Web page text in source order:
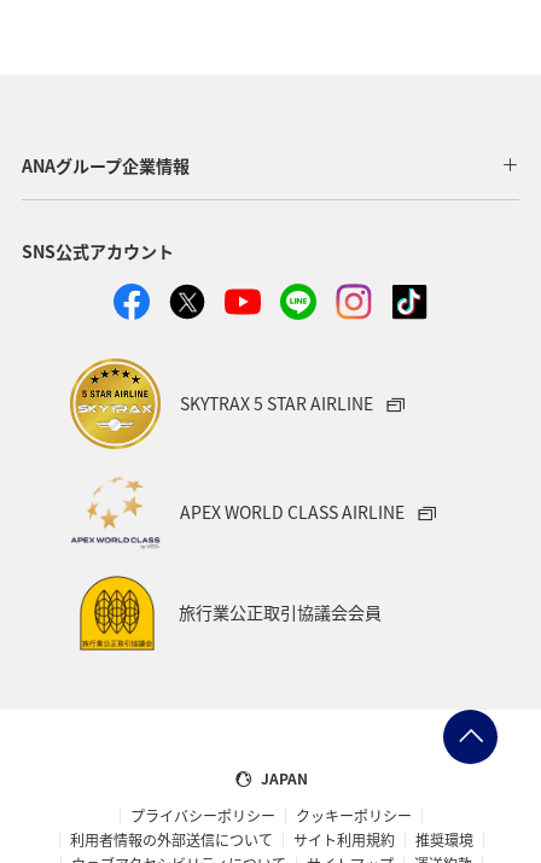
ANAグループ企業情報
SNS公式アカウント
SKYTRAX 5 STAR AIRLINE
APEX WORLD CLASS AIRLINE
旅行業公正取引協議会会員
JAPAN
プライバシーポリシー
クッキーポリシー
利用者情報の外部送信について
サイト利用規約
推奨環境